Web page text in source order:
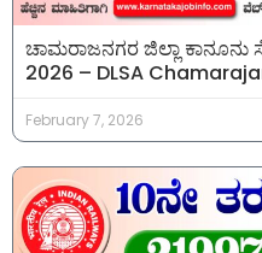
ಚಾಮರಾಜನಗರ ಜಿಲ್ಲಾ ಕಾನೂನು
2026 – DLSA
February 7, 2026